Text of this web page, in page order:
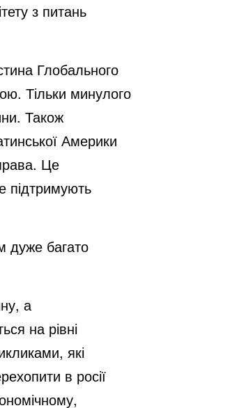
з питань
Глобального
Тільки минулого
Також
Америки
Це
підтримують
дуже багато
а
на рівні
які
в росії